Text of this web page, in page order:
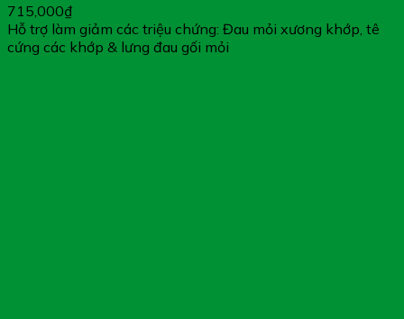
715,000₫
Hỗ trợ làm giảm các triệu chứng: Đau mỏi xương khớp, tê
cứng các khớp & lưng đau gối mỏi